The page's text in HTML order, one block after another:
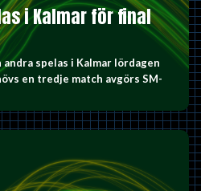
i Kalmar för final
spelas i Kalmar lördagen
en tredje match avgörs SM-